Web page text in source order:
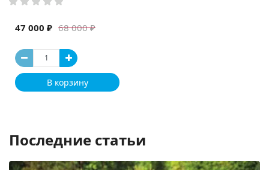
68 000 ₽
47 000 ₽
В корзину
Последние статьи